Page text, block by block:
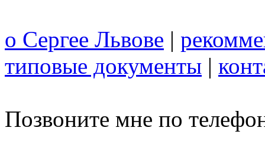
о Сергее Львове |
типовые документы |
Позвоните мне по